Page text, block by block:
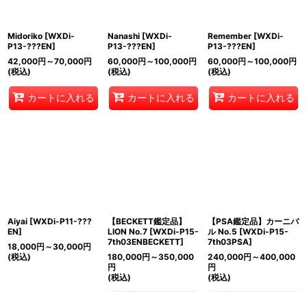
Midoriko [WXDi-
P13-???EN]
42,000円 ～70,000円
(税込)
カートに入れる
Nanashi [WXDi-
P13-???EN]
60,000円 ～100,000円
(税込)
カートに入れる
Remember [WXDi-
P13-???EN]
60,000円 ～100,000円
(税込)
カートに入れる
Aiyai [WXDi-P11-???
EN]
18,000円 ～30,000円
(税込)
【BECKETT鑑定品】
LION No.7 [WXDi-P15-
7th03ENBECKETT]
180,000円 ～350,000
円
(税込)
【PSA鑑定品】カーニバ
ル No.5 [WXDi-P15-
7th03PSA]
240,000円 ～400,000
円
(税込)